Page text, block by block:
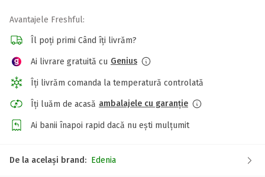
Avantajele Freshful:
Îl poți primi Când îți livrăm?
Ai livrare gratuită cu Genius
Îți livrăm comanda la temperatură controlată
Îți luăm de acasă ambalajele cu garanție
Ai banii înapoi rapid dacă nu ești mulțumit
De la același brand: Edenia